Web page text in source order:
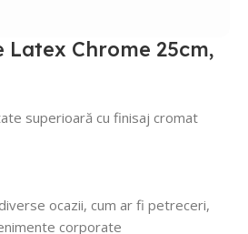
Latex Chrome 25cm,
superioară cu finisaj cromat
ocazii, cum ar fi petreceri,
corporate